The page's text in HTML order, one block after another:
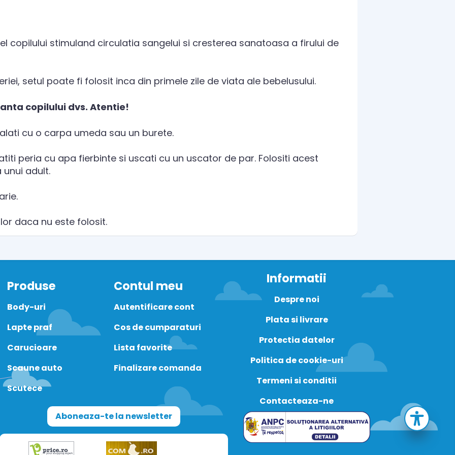
copilului stimuland circulatia sangelui si cresterea sanatoasa a firului de
setul poate fi folosit inca din primele zile de viata ale bebelusului.
copilului dvs. Atentie!
cu o carpa umeda sau un burete.
peria cu apa fierbinte si uscati cu un uscator de par. Folositi acest
adult.
daca nu este folosit.
Produse
Body-uri
Lapte praf
Carucioare
Scaune auto
Scutece
Contul meu
Autentificare cont
Cos de cumparaturi
Lista favorite
Finalizare comanda
Aboneaza-te la newsletter
Informatii
Despre noi
Plata si livrare
Protectia datelor
Politica de cookie-uri
Termeni si conditii
Contacteaza-ne